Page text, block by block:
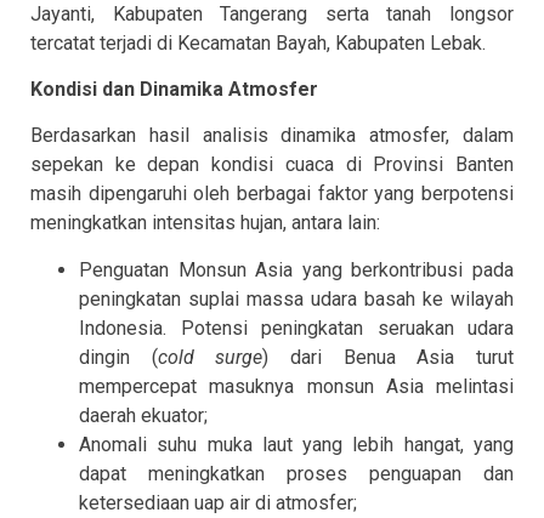
Jayanti, Kabupaten Tangerang serta tanah longsor
tercatat terjadi di Kecamatan Bayah, Kabupaten Lebak.
Kondisi dan Dinamika Atmosfer
Berdasarkan hasil analisis dinamika atmosfer, dalam
sepekan ke depan kondisi cuaca di Provinsi Banten
masih dipengaruhi oleh berbagai faktor yang berpotensi
meningkatkan intensitas hujan, antara lain:
Penguatan Monsun Asia yang berkontribusi pada
peningkatan suplai massa udara basah ke wilayah
Indonesia. Potensi peningkatan seruakan udara
dingin (cold surge) dari Benua Asia turut
mempercepat masuknya monsun Asia melintasi
daerah ekuator;
Anomali suhu muka laut yang lebih hangat, yang
dapat meningkatkan proses penguapan dan
ketersediaan uap air di atmosfer;